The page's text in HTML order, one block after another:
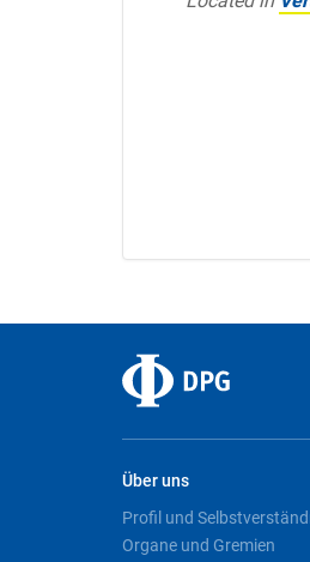
Über uns
Profil und
Organe und Gremien